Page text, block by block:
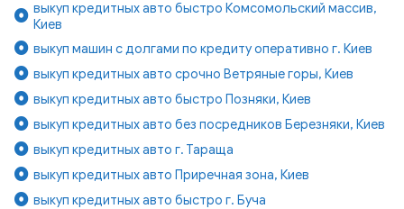
выкуп кредитных авто быстро Комсомольский массив,
Киев
выкуп машин с долгами по кредиту оперативно г. Киев
выкуп кредитных авто срочно Ветряные горы, Киев
выкуп кредитных авто быстро Позняки, Киев
выкуп кредитных авто без посредников Березняки, Киев
выкуп кредитных авто г. Тараща
выкуп кредитных авто Приречная зона, Киев
выкуп кредитных авто быстро г. Буча